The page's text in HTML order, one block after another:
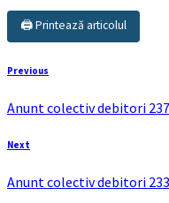
🖨️ Printează articolul
Previous
Anunt colectiv debitori
Next
Anunt colectiv debitori